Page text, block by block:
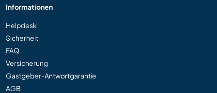
Informationen
Helpdesk
Sicherheit
FAQ
Versicherung
Gastgeber-Antwortgarantie
AGB